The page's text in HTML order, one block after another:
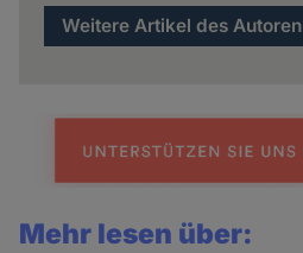
Weitere Artikel des Autoren
Mehr lesen über: